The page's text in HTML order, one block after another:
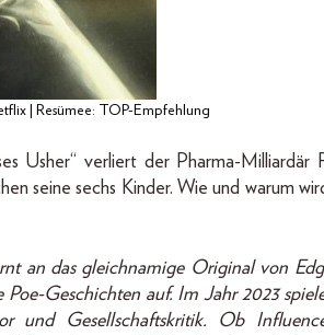
| Resümee: TOP-Empfehlung
Usher“ verliert der Pharma-Milliardär
seine sechs Kinder. Wie und warum
an das gleichnamige Original von
Poe-Geschichten auf. Im Jahr 2023
und Gesellschaftskritik. Ob